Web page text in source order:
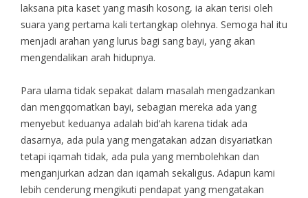
laksana pita kaset yang masih kosong, ia akan terisi oleh
suara yang pertama kali tertangkap olehnya. Semoga hal itu
menjadi arahan yang lurus bagi sang bayi, yang akan
mengendalikan arah hidupnya.
Para ulama tidak sepakat dalam masalah mengadzankan
dan mengqomatkan bayi, sebagian mereka ada yang
menyebut keduanya adalah bid’ah karena tidak ada
dasarnya, ada pula yang mengatakan adzan disyariatkan
tetapi iqamah tidak, ada pula yang membolehkan dan
menganjurkan adzan dan iqamah sekaligus. Adapun kami
lebih cenderung mengikuti pendapat yang mengatakan